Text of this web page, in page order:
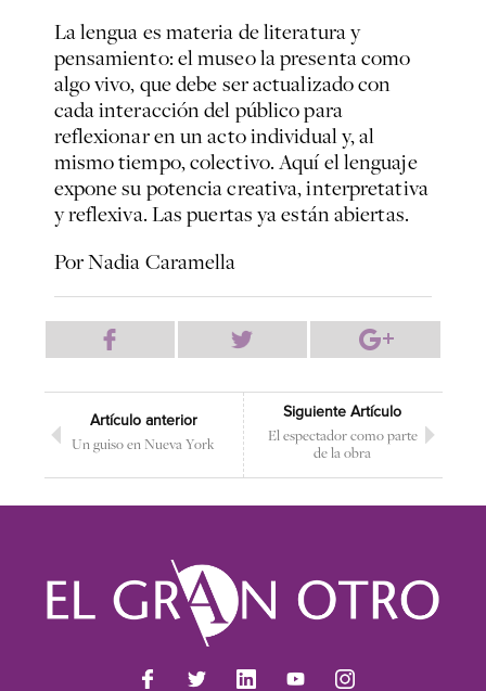
La lengua es materia de literatura y
pensamiento: el museo la presenta como
algo vivo, que debe ser actualizado con
cada interacción del público para
reflexionar en un acto individual y, al
mismo tiempo, colectivo. Aquí el lenguaje
expone su potencia creativa, interpretativa
y reflexiva. Las puertas ya están abiertas.
Por Nadia Caramella
Artículo anterior
Un guiso en Nueva York
Siguiente Artículo
El espectador como parte
de la obra